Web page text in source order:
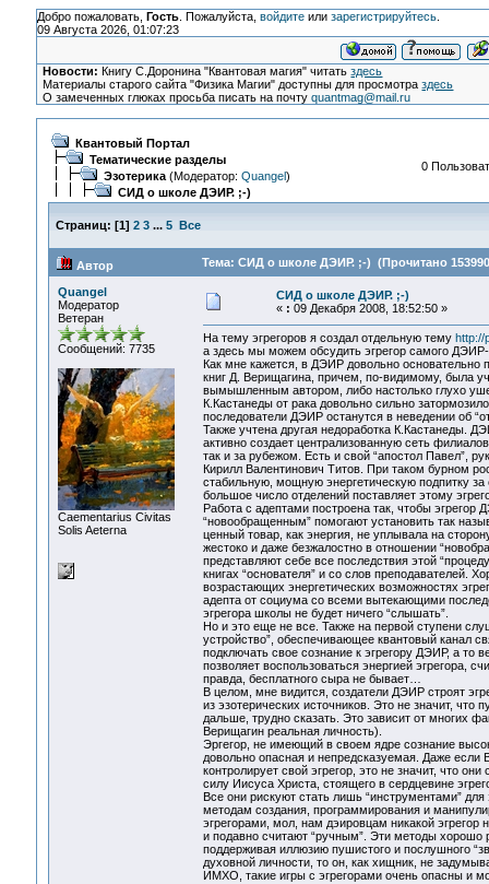
Добро пожаловать, Гость. Пожалуйста, войдитеили зарегистрируйтесь.
09 Августа 2026, 01:07:23
Новости: Книгу С.Доронина "Квантовая магия" читатьздесь
Материалы старого сайта "Физика Магии" доступны для просмотраздесь
О замеченных глюках просьба писать на почтуquantmag@mail.ru
Квантовый Портал
Тематические разделы
Эзотерика(Модератор: Quangel)
СИД о школе ДЭИР. ;-)
0
Страниц: [1] 2 3 ... 5 Все
Автор Тема: СИД о школе ДЭИР. ;-) (Прочитано
Quangel
Модератор
Ветеран
Сообщений: 7735
Сaementarius Civitas
Solis Aeterna
СИД о школе ДЭИР. ;-)
« : 09 Декабря 2008, 18:52:50 »
На тему эгрегоров я создал отдельную тему http://
а здесь мы можем обсудить эгрегор самого
Как мне кажется, в ДЭИР довольно основательно
книг Д. Верищагина, причем, по-видимому, была
вымышленным автором, либо настолько глухо
К.Кастанеды от рака довольно сильно
последователи ДЭИР останутся в неведении об
Также учтена другая недоработка К.Кастанеды.
активно создает централизованную сеть
так и за рубежом. Есть и свой “апостол Павел”,
Кирилл Валентинович Титов. При таком бурном
стабильную, мощную энергетическую подпитку
большое число отделений поставляет этому
Работа с адептами построена так, чтобы
“новообращенным” помогают установить так
ценный товар, как энергия, не уплывала на
жестоко и даже безжалостно в отношении
представляют себе все последствия этой
книгах “основателя” и со слов преподавателей.
возрастающих энергетических возможностях
адепта от социума со всеми вытекающими
эгрегора школы не будет ничего “слышать”.
Но и это еще не все. Также на первой ступени
устройство”, обеспечивающее квантовый канал
подключать свое сознание к эгрегору ДЭИР, а то
позволяет воспользоваться энергией эгрегора,
правда, бесплатного сыра не бывает…
В целом, мне видится, создатели ДЭИР строят
из эзотерических источников. Это не значит,
дальше, трудно сказать. Это зависит от многих
Верищагин реальная личность).
Эргегор, не имеющий в своем ядре сознание
довольно опасная и непредсказуемая. Даже если
контролирует свой эгрегор, это не значит, что
силу Иисуса Христа, стоящего в сердцевине
Все они рискуют стать лишь “инструментами”
методам создания, программирования и
эгрегорами, мол, нам дэировцам никакой
и подавно считают “ручным”. Эти методы хорошо
поддерживая иллюзию пушистого и послушного
духовной личности, то он, как хищник, не
ИМХО, такие игры с эгрегорами очень опасны и